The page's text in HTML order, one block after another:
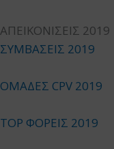
ΑΠΕΙΚΟΝΙΣΕΙΣ 2019
ΣΥΜΒΑΣΕΙΣ 2019
ΟΜΑΔΕΣ CPV 2019
TOP ΦΟΡΕΙΣ 2019